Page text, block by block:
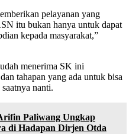
pelayanan yang
itu bukan hanya untuk dapat
kepada masyarakat,”
menerima SK ini
tahapan yang ada untuk bisa
nanti.
Paliwang Ungkap
di Hadapan Dirjen Otda